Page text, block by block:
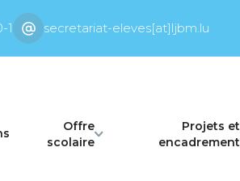
1 secretariat-eleves[at]ljbm.lu
Offre
scolaire
Projets et
encadrement